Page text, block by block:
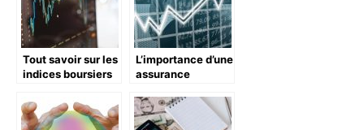
Tout savoir sur les
indices boursiers
L’importance d’une
assurance
professionnelle